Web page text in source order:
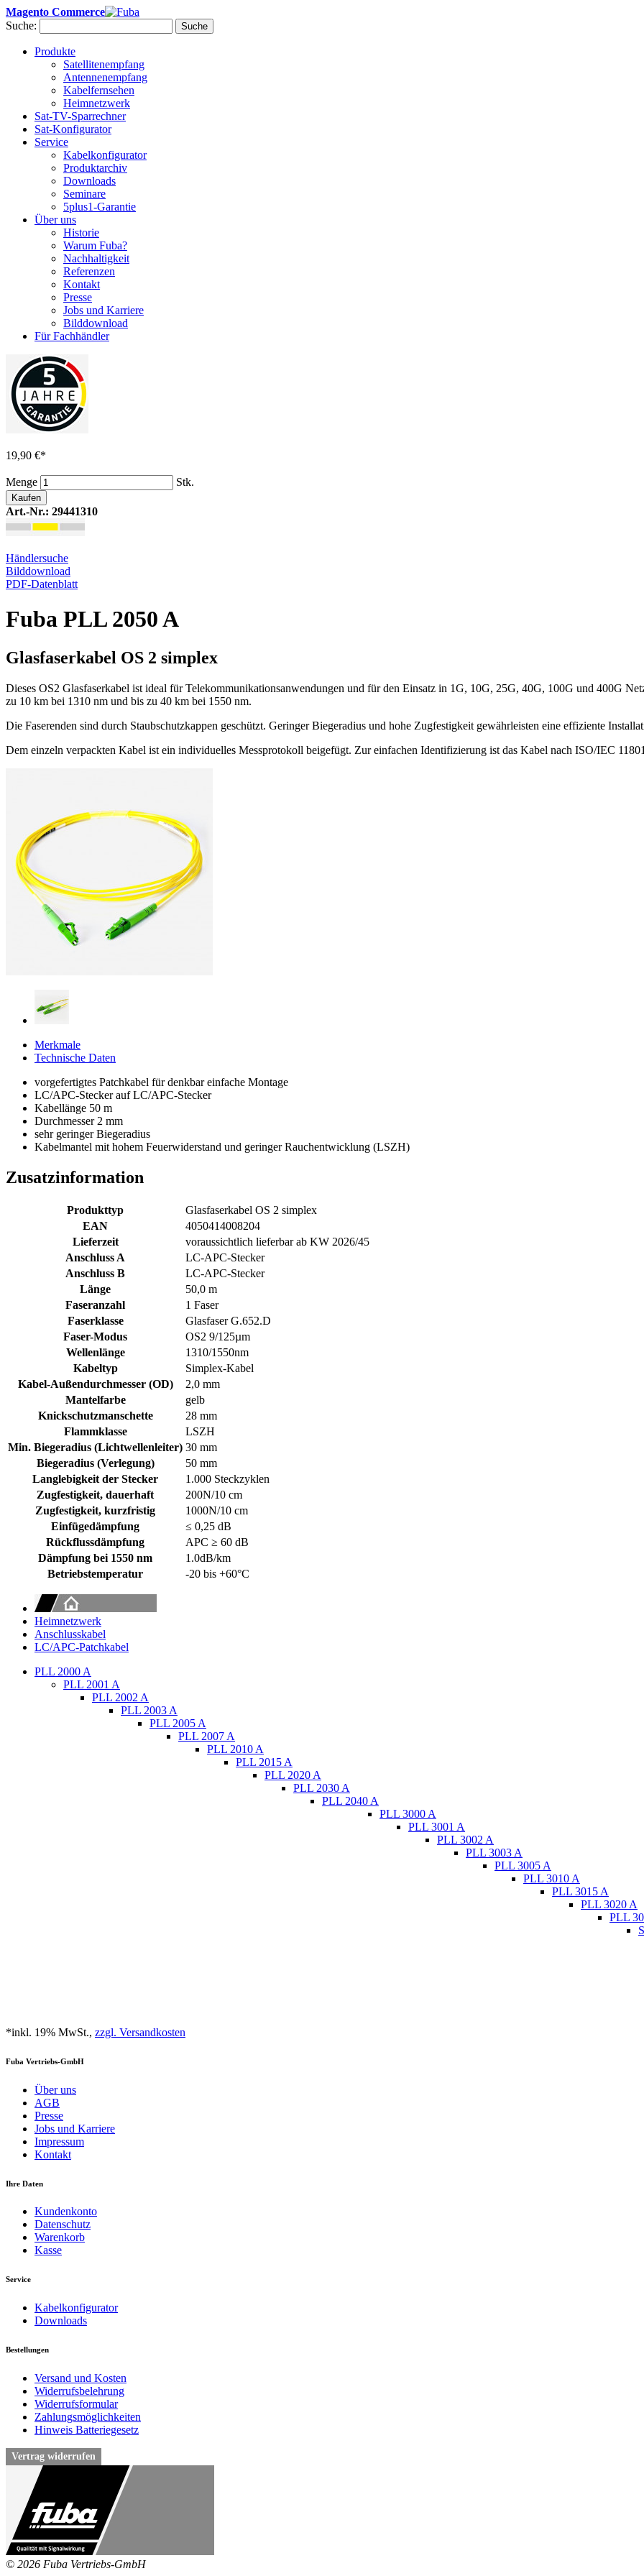
Magento Commerce
Suche:
Suche
Produkte
Satellitenempfang
Antennenempfang
Kabelfernsehen
Heimnetzwerk
Sat-TV-Sparrechner
Sat-Konfigurator
Service
Kabelkonfigurator
Produktarchiv
Downloads
Seminare
5plus1-Garantie
Über uns
Historie
Warum Fuba?
Nachhaltigkeit
Referenzen
Kontakt
Presse
Jobs und Karriere
Bilddownload
Für Fachhändler
19,90 €*
Menge Stk.
Kaufen
Art.-Nr.: 29441310
Händlersuche
Bilddownload
PDF-Datenblatt
Fuba PLL 2050 A
Glasfaserkabel OS 2 simplex
Dieses OS2 Glasfaserkabel ist ideal für Telekommunikationsanwendungen und für den Einsatz in 1G, 10G, 25G, 40G, 100G und 400G
zu 10 km bei 1310 nm und bis zu 40 km bei 1550 nm.
Die Faserenden sind durch Staubschutzkappen geschützt. Geringer Biegeradius und hohe Zugfestigkeit gewährleisten eine effiziente
Dem einzeln verpackten Kabel ist ein individuelles Messprotokoll beigefügt. Zur einfachen Identifizierung ist das Kabel nach ISO/IEC
Merkmale
Technische Daten
vorgefertigtes Patchkabel für denkbar einfache Montage
LC/APC-Stecker auf LC/APC-Stecker
Kabellänge 50 m
Durchmesser 2 mm
sehr geringer Biegeradius
Kabelmantel mit hohem Feuerwiderstand und geringer Rauchentwicklung (LSZH)
Zusatzinformation
Produkttyp
Glasfaserkabel OS 2 simplex
EAN
4050414008204
Lieferzeit
voraussichtlich lieferbar ab KW 2026/45
Anschluss A
LC-APC-Stecker
Anschluss B
LC-APC-Stecker
Länge
50,0 m
Faseranzahl
1 Faser
Faserklasse
Glasfaser G.652.D
Faser-Modus
OS2 9/125µm
Wellenlänge
1310/1550nm
Kabeltyp
Simplex-Kabel
Kabel-Außendurchmesser (OD)
2,0 mm
Mantelfarbe
gelb
Knickschutzmanschette
28 mm
Flammklasse
LSZH
Min. Biegeradius (Lichtwellenleiter) 30 mm
Biegeradius (Verlegung)
50 mm
Langlebigkeit der Stecker
1.000 Steckzyklen
Zugfestigkeit, dauerhaft
200N/10 cm
Zugfestigkeit, kurzfristig
1000N/10 cm
Einfügedämpfung
≤ 0,25 dB
Rückflussdämpfung
APC ≥ 60 dB
Dämpfung bei 1550 nm
1.0dB/km
Betriebstemperatur
-20 bis +60°C
Heimnetzwerk
Anschlusskabel
LC/APC-Patchkabel
PLL 2000 A
PLL 2001 A
PLL 2002 A
PLL 2003 A
PLL 2005 A
PLL 2007 A
PLL 2010 A
PLL 2015 A
PLL 2020 A
PLL 2030 A
PLL 2040 A
PLL 3000 A
PLL 3001 A
PLL 3002 A
PLL 3003 A
PLL 3005 A
PLL 3010 A
PLL 3015 A
PLL 3020 A
PLL
*inkl. 19% MwSt., zzgl. Versandkosten
Fuba Vertriebs-GmbH
Über uns
AGB
Presse
Jobs und Karriere
Impressum
Kontakt
Ihre Daten
Kundenkonto
Datenschutz
Warenkorb
Kasse
Service
Kabelkonfigurator
Downloads
Bestellungen
Versand und Kosten
Widerrufsbelehrung
Widerrufsformular
Zahlungsmöglichkeiten
Hinweis Batteriegesetz
Vertrag widerrufen
© 2026 Fuba Vertriebs-GmbH